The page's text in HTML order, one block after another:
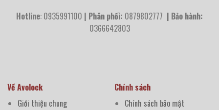
Hotline: 0935991100 | Phân phối: 0879802777 | Bảo hành:
0366642803
Về Avolock
Giới thiệu chung
Chính sách
Chính sách bảo mật